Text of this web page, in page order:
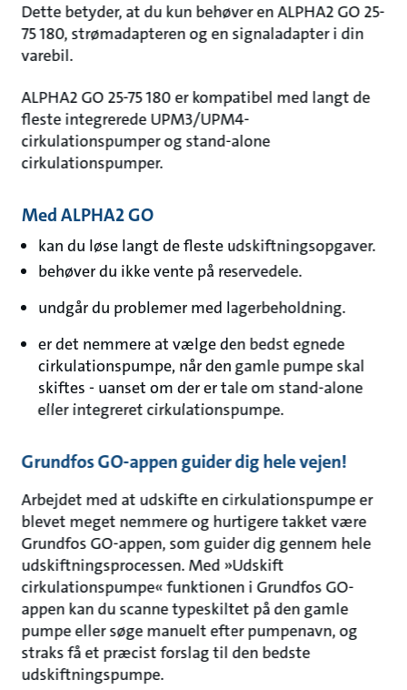
Dette betyder, at du kun behøver en ALPHA2 GO 25-
75 180, strømadapteren og en signaladapter i din
varebil.
ALPHA2 GO 25-75 180 er kompatibel med langt de
fleste integrerede UPM3/UPM4-
cirkulationspumper og stand-alone
cirkulationspumper.
Med ALPHA2 GO
kan du løse langt de fleste udskiftningsopgaver.
behøver du ikke vente på reservedele.
undgår du problemer med lagerbeholdning.
er det nemmere at vælge den bedst egnede
cirkulationspumpe, når den gamle pumpe skal
skiftes - uanset om der er tale om stand-alone
eller integreret cirkulationspumpe.
Grundfos GO-appen guider dig hele vejen!
Arbejdet med at udskifte en cirkulationspumpe er
blevet meget nemmere og hurtigere takket være
Grundfos GO-appen, som guider dig gennem hele
udskiftningsprocessen. Med »Udskift
cirkulationspumpe« funktionen i Grundfos GO-
appen kan du scanne typeskiltet på den gamle
pumpe eller søge manuelt efter pumpenavn, og
straks få et præcist forslag til den bedste
udskiftningspumpe.